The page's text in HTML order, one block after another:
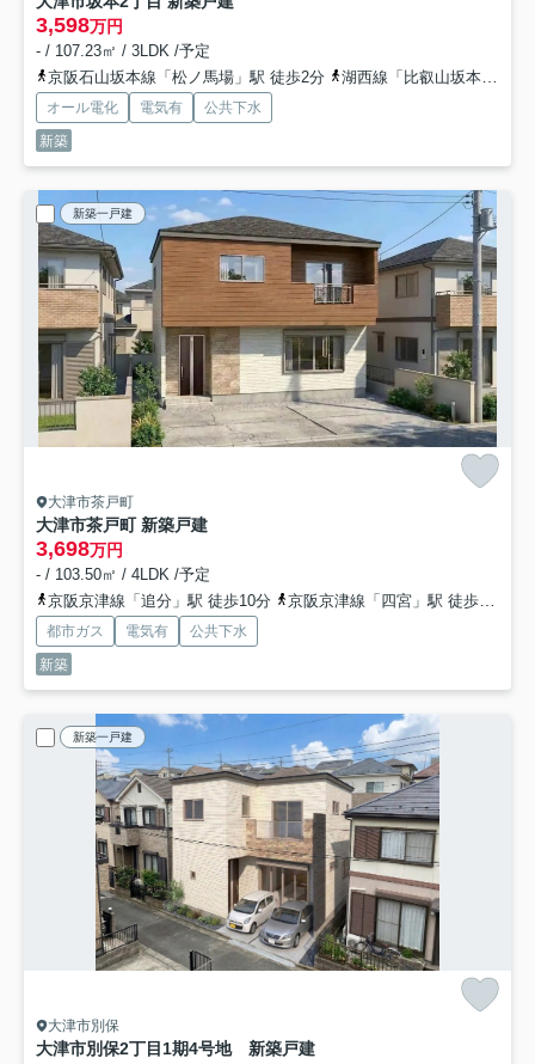
3,598万円
- / 107.23㎡ / 3LDK /予定
京阪石山坂本線「松ノ馬場」駅 徒歩2分
湖西線「比叡山坂本」駅 徒歩19分
オール電化 電気有
公共下水
新築
新築一戸建
大津市茶戸町
大津市茶戸町 新築戸建
3,698万円
- / 103.50㎡ / 4LDK /予定
京阪京津線「追分」駅 徒歩10分
京阪京津線「四宮」駅 徒歩17分
都市ガス 電気有
公共下水
新築
新築一戸建
大津市別保
大津市別保2丁目1期4号地 新築戸建